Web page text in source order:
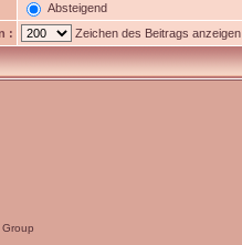
Absteigend
: Zeichen des Beitrags anzeigen